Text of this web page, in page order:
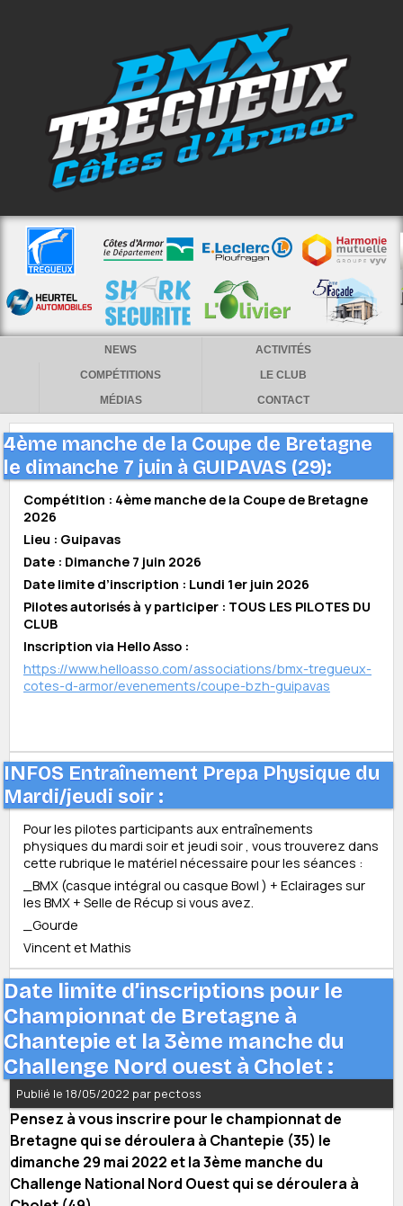
NEWS
ACTIVITÉS
COMPÉTITIONS
LE CLUB
MÉDIAS
CONTACT
4ème manche de la Coupe de Bretagne
le dimanche 7 juin à GUIPAVAS (29):
Compétition : 4ème manche de la Coupe de Bretagne
2026
Lieu : Guipavas
Date : Dimanche 7 juin 2026
Date limite d’inscription : Lundi 1er juin 2026
Pilotes autorisés à y participer : TOUS LES PILOTES DU
CLUB
Inscription via Hello Asso :
https://www.helloasso.com/associations/bmx-tregueux-
cotes-d-armor/evenements/coupe-bzh-guipavas
INFOS Entraînement Prepa Physique du
Mardi/jeudi soir :
Pour les pilotes participants aux entraînements
physiques du mardi soir et jeudi soir , vous trouverez dans
cette rubrique le matériel nécessaire pour les séances :
_BMX (casque intégral ou casque Bowl ) + Eclairages sur
les BMX + Selle de Récup si vous avez.
_Gourde
Vincent et Mathis
Date limite d’inscriptions pour le
Championnat de Bretagne à
Chantepie et la 3ème manche du
Challenge Nord ouest à Cholet :
Publié le 18/05/2022 par pectoss
Pensez à vous inscrire pour le championnat de
Bretagne qui se déroulera à Chantepie (35) le
dimanche 29 mai 2022 et la 3ème manche du
Challenge National Nord Ouest qui se déroulera à